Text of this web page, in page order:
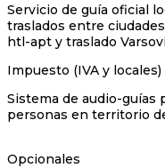
Servicio de guía oficial
traslados entre
htl-apt y traslado
Impuesto (IVA y locales)
Sistema de audio-guías
personas en territorio
Opcionales